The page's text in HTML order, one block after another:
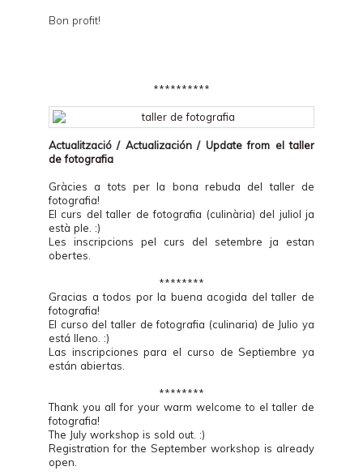
Bon profit!
**********
Actualització / Actualización / Update from eltaller
de fotografia
Gràcies a tots per la bona rebuda del taller de
fotografia!
El curs del taller de fotografia (culinària) del juliol ja
està ple. :)
Les inscripcions pel curs del setembre ja estan
obertes.
********
Gracias a todos por la buena acogida del taller de
fotografia!
El curso del taller de fotografia (culinaria) de Julio ya
está lleno. :)
Las inscripciones para el curso de Septiembre ya
están abiertas.
********
Thank you all for your warm welcome to el taller de
fotografia!
The July workshop is sold out. :)
Registration for the September workshop is already
open.